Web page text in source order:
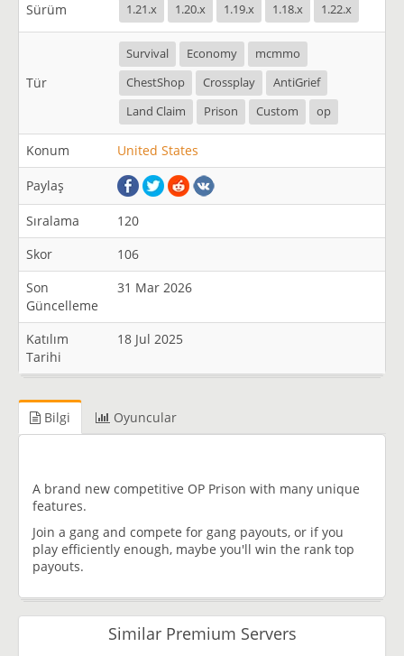
Sürüm 1.21.x 1.20.x 1.19.x 1.18.x 1.22.x
Tür
Survival Economy
mcmmo
ChestShop
Crossplay
AntiGrief
Land Claim
Prison Custom op
Konum United States
Paylaş
Sıralama
120
Skor
106
Son
Güncelleme
31 Mar 2026
Katılım
Tarihi
18 Jul 2025
Bilgi Oyuncular
A brand new competitive OP Prison with many unique
features.
Join a gang and compete for gang payouts, or if you
play efficiently enough, maybe you'll win the rank top
payouts.
Similar Premium Servers